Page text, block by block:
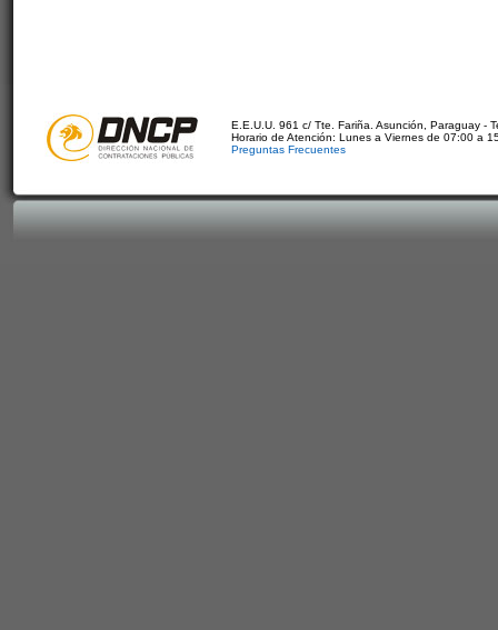
E.E.U.U. 961 c/ Tte. Fariña. Asunción, Paraguay -
Horario de Atención: Lunes a Viernes de 07:00 a
Preguntas Frecuentes